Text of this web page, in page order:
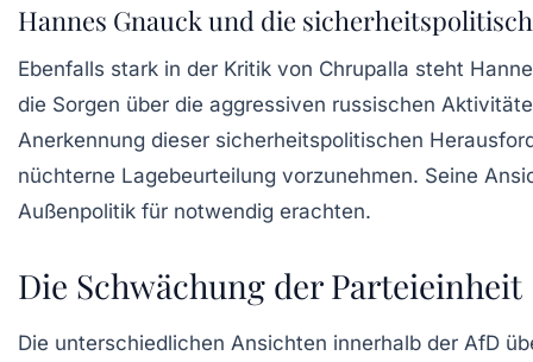
Hannes Gnauck und die
Ebenfalls stark in der Kritik von Chrupalla steht
die Sorgen über die aggressiven russischen
Anerkennung dieser sicherheitspolitischen
nüchterne Lagebeurteilung vorzunehmen. Seine
Außenpolitik für notwendig erachten.
Die Schwächung der Parteieinheit
Die unterschiedlichen Ansichten innerhalb der AfD